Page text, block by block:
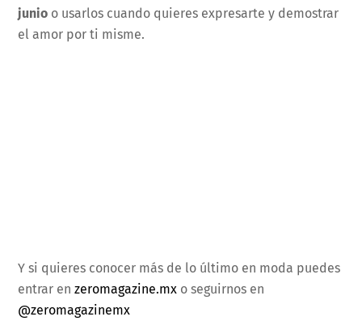
junio o usarlos cuando quieres expresarte y demostrar
el amor por ti misme.
Y si quieres conocer más de lo último en moda puedes
entrar enzeromagazine.mx o seguirnos en
@zeromagazinemx